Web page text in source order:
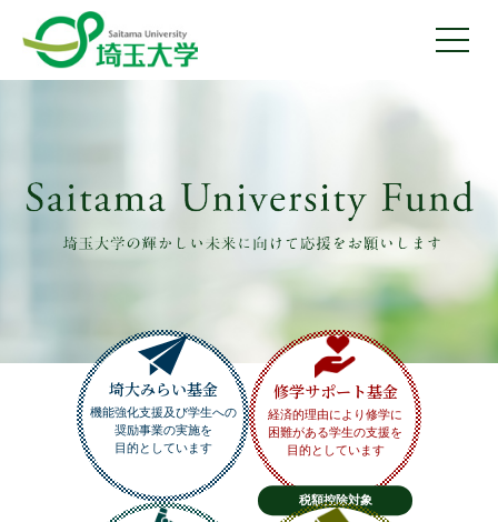
埼大みらい基金
機能強化支援及び学生への
奨励事業の実施を
目的としています
修学サポート基金
経済的理由により修学に
困難がある学生の支援を
目的としています
税額控除対象